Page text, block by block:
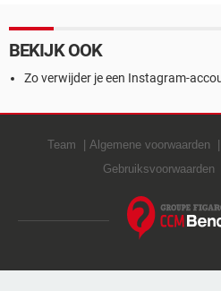
BEKIJK OOK
Zo verwijder je een Instagram-
Team Algemene voorwaarden
Gebruiksvoorwaarden